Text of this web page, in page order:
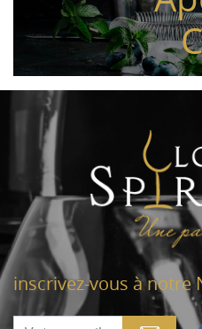
inscrivez-vous à notre